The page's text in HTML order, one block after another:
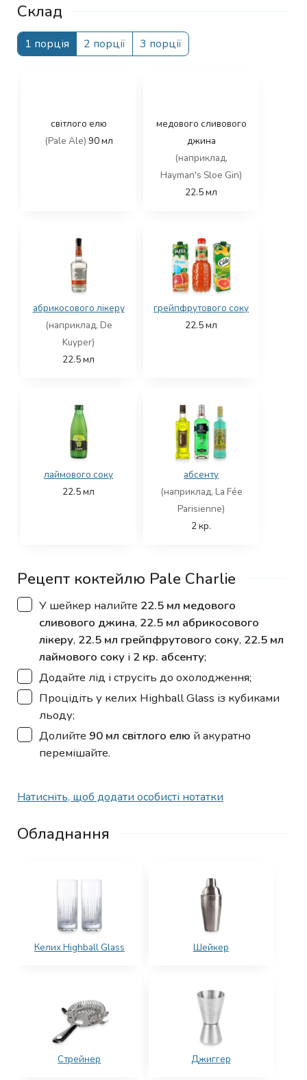
Склад
1 порція 2 порції 3 порції
світлого елю
(Pale Ale) 90мл
медового сливового
джина
(наприклад,
Hayman's Sloe Gin)
22.5мл
абрикосового лікеру
(наприклад, De
Kuyper)
22.5мл
грейпфрутового соку
22.5мл
лаймового соку
22.5мл
абсенту
(наприклад, La Fée
Parisienne)
2кр.
Рецепт коктейлю Pale Charlie
▢
У шейкер налийте 22.5 мл медового
сливового джина, 22.5 мл абрикосового
лікеру, 22.5 мл грейпфрутового соку, 22.5 мл
лаймового соку і 2 кр. абсенту;
▢
Додайте лід і струсіть до охолодження;
▢
Процідіть у келих Highball Glass із кубиками
льоду;
▢
Долийте 90 мл світлого елю й акуратно
перемішайте.
Натисніть, щоб додати особисті нотатки
Обладнання
Келих Highball Glass Шейкер
Стрейнер Джиггер